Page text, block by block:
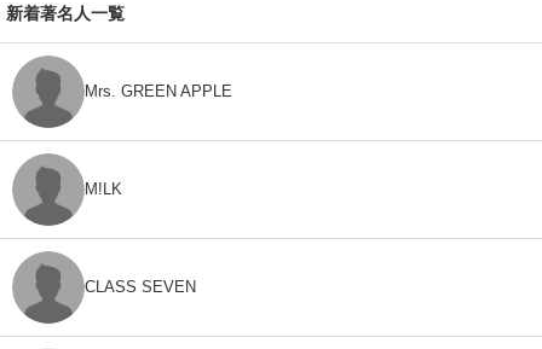
新着著名人一覧
Mrs. GREEN APPLE
M!LK
CLASS SEVEN